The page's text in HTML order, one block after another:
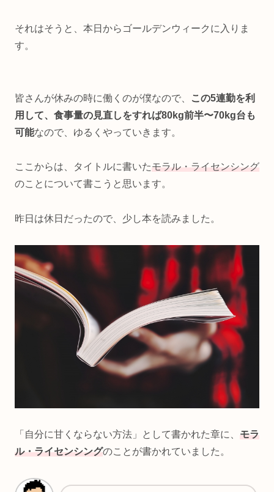
それはそうと、本日からゴールデンウィークに入りま
す。
皆さんが休みの時に働くのが僕なので、
この5連勤を利
用して、食事量の見直しをすれば80kg前半〜70kg台も
可能なので、ゆるくやっていきます。
ここからは、タイトルに書いたモラル・ライセンシング
のことについて書こうと思います。
昨日は休日だったので、少し本を読みました。
「自分に甘くならない方法」として書かれた章に、 モラ
ル・ライセンシングのことが書かれていました。